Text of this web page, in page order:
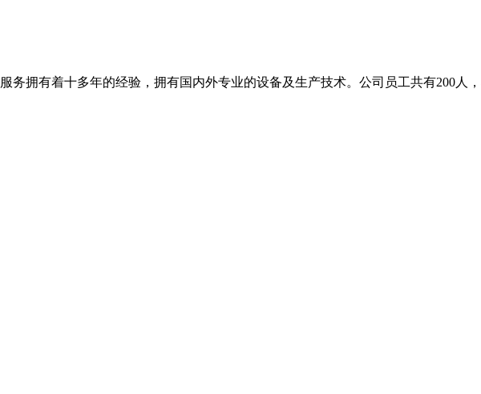
务拥有着十多年的经验，拥有国内外专业的设备及生产技术。公司员工共有200人